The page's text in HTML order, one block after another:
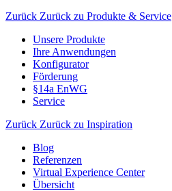
Zurück Zurück zu Produkte & Service
Unsere Produkte
Ihre Anwendungen
Konfigurator
Förderung
§14a EnWG
Service
Zurück Zurück zu Inspiration
Blog
Referenzen
Virtual Experience Center
Übersicht